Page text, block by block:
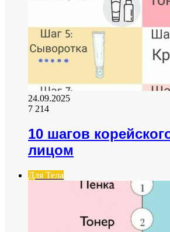
24.09.2025
7 214
10 шагов
лицом
Для Тела